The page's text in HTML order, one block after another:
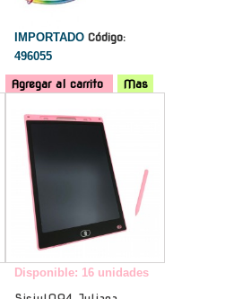
IMPORTADO Código:
496055
Agregar al carrito
Mas
Disponible: 16 unidades